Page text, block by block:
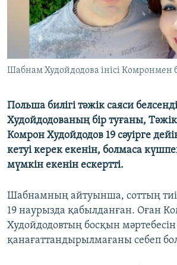
Шабнам Худойдодова інісі Комронмен
Польша билігі тәжік саяси
Худойдодованың бір туғаны,
Комрон Худойдодов 19 сәуірге
кетуі керек екенін, болмаса
мүмкін екенін ескертті.
Шабнамның айтуынша, соттың
19 наурызда қабылданған. Оған
Худойдодовтың босқын мәртебесін
қанағаттандырылмағаны себеп